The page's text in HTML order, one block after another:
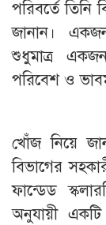
পরিবর্তে তিনি
জানান।
শুধুমাত্র
পরিবেশ ও
খোঁজ নিয়ে
বিভাগের
ফান্ডেড
অনুযায়ী একটি